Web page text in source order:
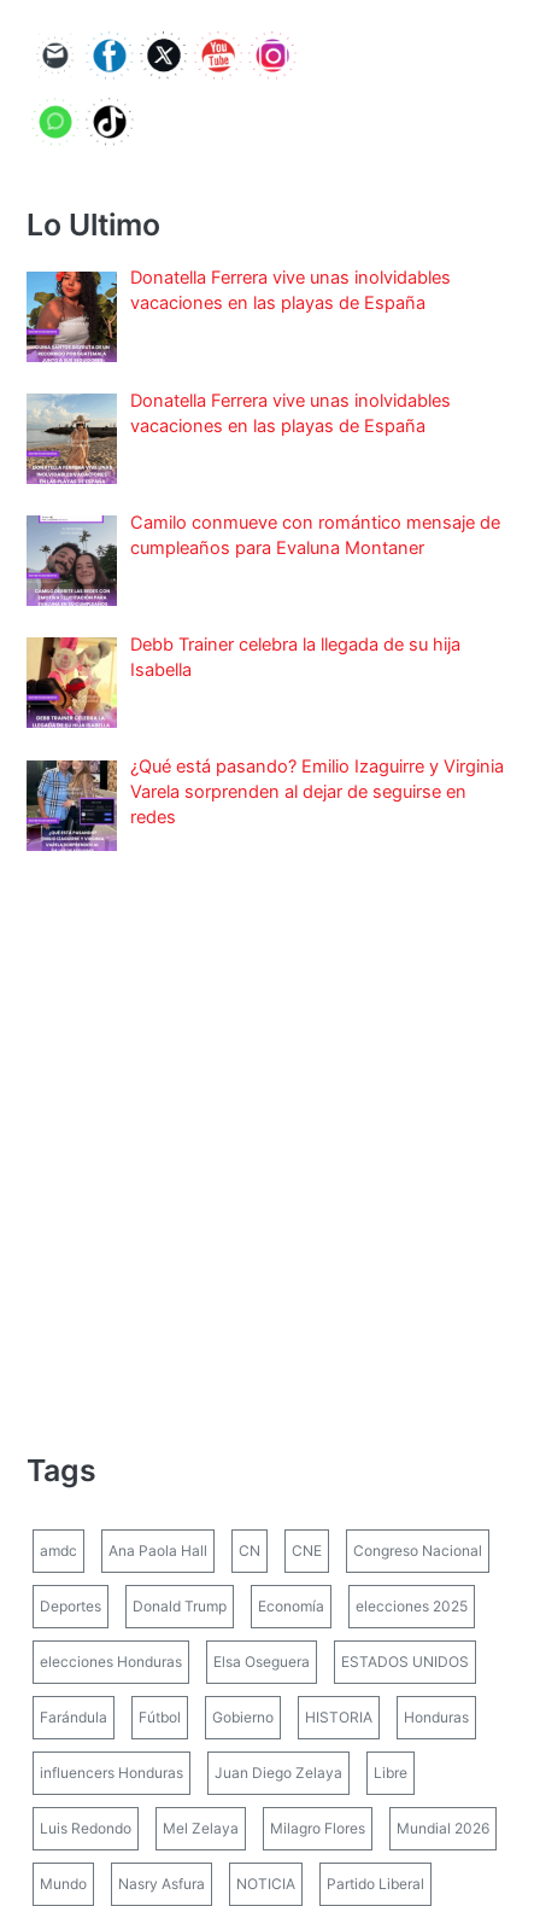
Lo Ultimo
Donatella Ferrera vive unas inolvidables
vacaciones en las playas de España
Donatella Ferrera vive unas inolvidables
vacaciones en las playas de España
Camilo conmueve con romántico mensaje de
cumpleaños para Evaluna Montaner
Debb Trainer celebra la llegada de su hija
Isabella
¿Qué está pasando? Emilio Izaguirre y Virginia
Varela sorprenden al dejar de seguirse en
redes
Tags
amdc Ana Paola Hall CN CNE Congreso Nacional
Deportes Donald Trump Economía elecciones 2025
elecciones Honduras Elsa Oseguera ESTADOS UNIDOS
Farándula Fútbol Gobierno HISTORIA Honduras
influencers Honduras Juan Diego Zelaya Libre
Luis Redondo Mel Zelaya Milagro Flores Mundial 2026
Mundo Nasry Asfura NOTICIA Partido Liberal